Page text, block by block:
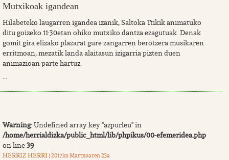
Mutxikoak igandean
Hilabeteko laugarren igandea izanik, Saltoka Ttikik animatuko
ditu goizeko 11:30etan ohiko mutxiko dantza ezagutuak. Denak
gomit gira elizako plazarat gure zangarren berotzera musikaren
erritmoan, mezatik landa alaitasun izigarria pizten duen
animazioan parte hartuz.
Warning: Undefined array key "azpurleu" in
/home/herrialdizka/public_html/lib/phpikus/00-efemeridea.php
on line39
HERRIZ HERRI | 2017ko Martxoaren 23a